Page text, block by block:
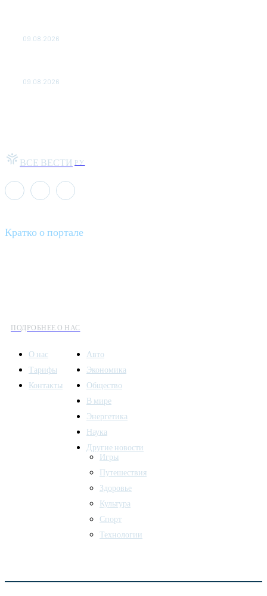
09.08.2026
09.08.2026
ВСЕ ВЕСТИ РУ
Кратко о портале
ПОДРОБНЕЕ О НАС
О нас
Тарифы
Контакты
Авто
Экономика
Общество
В мире
Энергетика
Наука
Другие новости
Игры
Путешествия
Здоровье
Культура
Спорт
Технологии